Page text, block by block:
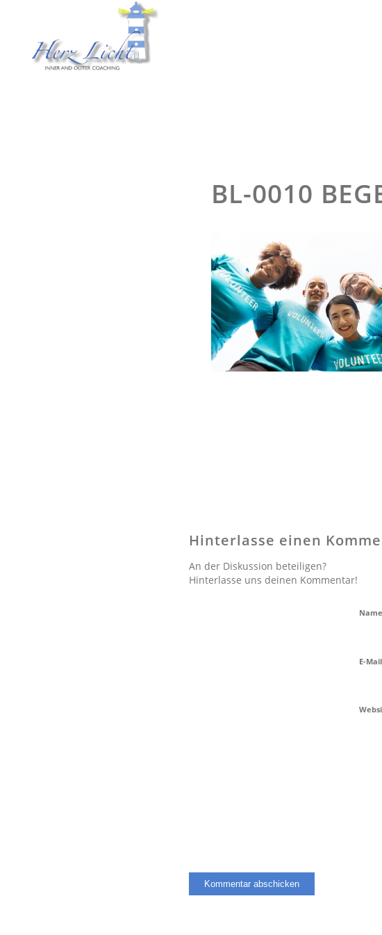
BL-0010
Hinterlasse einen
An der Diskussion beteiligen?
Hinterlasse uns deinen Kommentar!
Name
E-